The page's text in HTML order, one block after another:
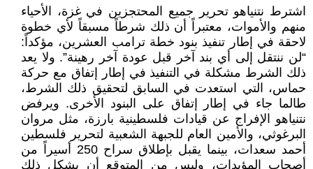
اشترط نتنياهو تحرير جميع المحتجزين في غزة، الأحياء
منهم والأموات، معتبراً أن ذلك شرطاً مسبقاً لأي خطوة
لاحقة في إطار تنفيذ بنود خطة ترامب العشرين، مؤكداً:
“لن ننتقل إلى أي بند آخر قبل عودة آخر رهينة”. ولا يعد
ذلك الشرط مشكلة في التنفيذ في إطار إتفاق مع حركة
حماس، التي استعدت في السابق لتحقيق ذلك الشرط،
طالما جاء في إطار إتفاق على البنود الأخرى. ويرفض
نتنياهو الإفراج عن قيادات فلسطينية بارزة، مثل مروان
البرغوثي، والأمين العام للجبهة الشعبية لتحرير فلسطين
أحمد سعدات، بينما يقبل بإطلاق سراح 250 أسيراً من
أصحاب المؤبدات، وليس من المتوقع أن يشكل ذلك